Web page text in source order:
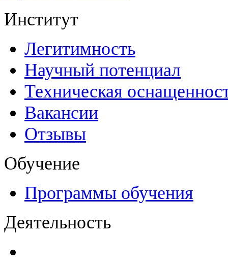
Институт
Легитимность
Научный потенциал
Техническая
Вакансии
Отзывы
Обучение
Программы обучения
Деятельность